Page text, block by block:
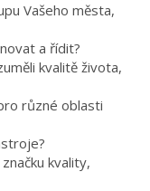
Vašeho města,
a řídit?
kvalitě života,
různé oblasti
kvality,